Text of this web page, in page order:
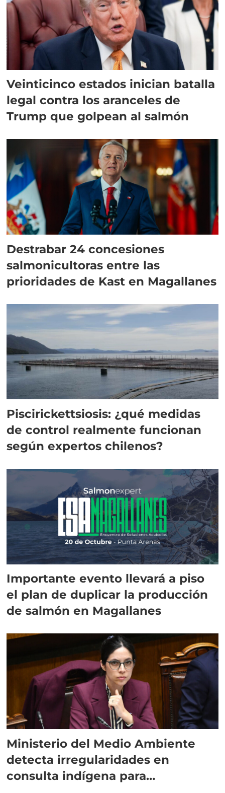
Veinticinco estados inician batalla
legal contra los aranceles de
Trump que golpean al salmón
Destrabar 24 concesiones
salmonicultoras entre las
prioridades de Kast en Magallanes
Piscirickettsiosis: ¿qué medidas
de control realmente funcionan
según expertos chilenos?
Importante evento llevará a piso
el plan de duplicar la producción
de salmón en Magallanes
Ministerio del Medio Ambiente
detecta irregularidades en
consulta indígena para